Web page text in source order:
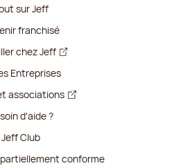
sur Jeff
franchisé
chez Jeff
Entreprises
associations
d'aide ?
Jeff Club
conforme